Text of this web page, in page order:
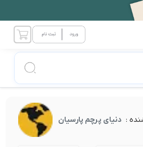
: دنیای پرچم پارسیان